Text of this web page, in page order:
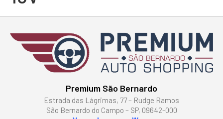
Premium São Bernardo
Estrada das Lágrimas, 77 – Rudge Ramos
São Bernardo do Campo – SP, 09642-000